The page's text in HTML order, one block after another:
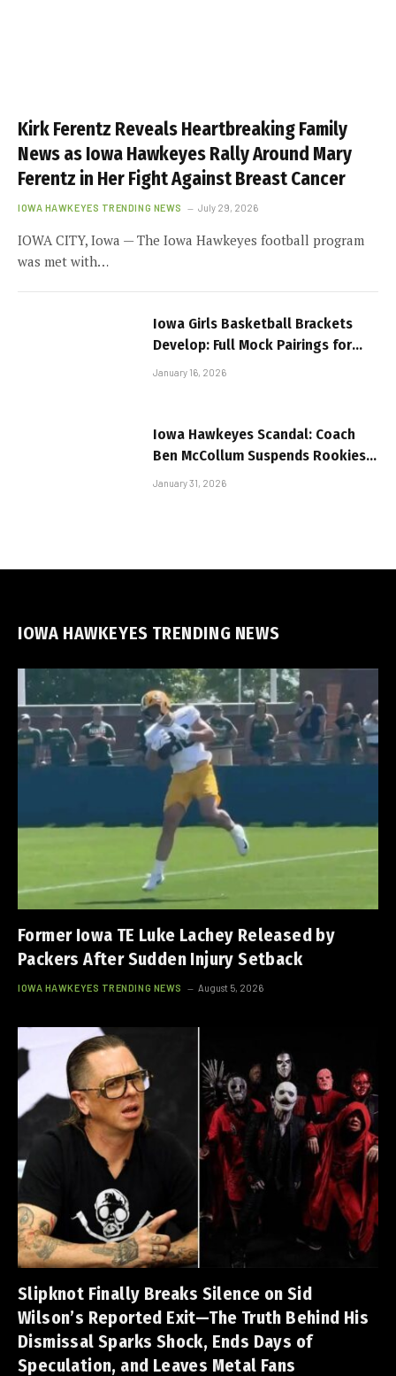
Kirk Ferentz Reveals Heartbreaking Family
News as Iowa Hawkeyes Rally Around Mary
Ferentz in Her Fight Against Breast Cancer
IOWA HAWKEYES TRENDING NEWS July 29, 2026
IOWA CITY, Iowa — The Iowa Hawkeyes football program
was met with…
Iowa Girls Basketball Brackets
Develop: Full Mock Pairings for
2025–2026 Unveiled
January 16, 2026
Iowa Hawkeyes Scandal: Coach
Ben McCollum Suspends Rookies
After Wild Night
January 31, 2026
IOWA HAWKEYES TRENDING NEWS
Former Iowa TE Luke Lachey Released by
Packers After Sudden Injury Setback
IOWA HAWKEYES TRENDING NEWS August 5, 2026
Slipknot Finally Breaks Silence on Sid
Wilson’s Reported Exit—The Truth Behind His
Dismissal Sparks Shock, Ends Days of
Speculation, and Leaves Metal Fans